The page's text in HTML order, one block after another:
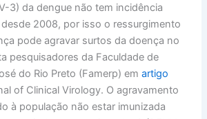
3) da dengue não tem incidência
2008, por isso o ressurgimento
pode agravar surtos da doença no
pesquisadores da Faculdade de
do Rio Preto (Famerp) emartigo
of Clinical Virology. O agravamento
à população não estar imunizada